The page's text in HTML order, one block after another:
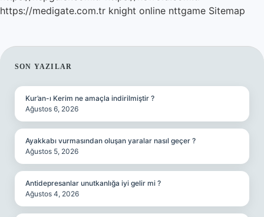
https://medigate.com.tr knight online nttgame Sitemap
SIDEBAR
SON YAZILAR
Kur’an-ı Kerim ne amaçla indirilmiştir ?
Ağustos 6, 2026
Ayakkabı vurmasından oluşan yaralar nasıl geçer ?
Ağustos 5, 2026
Antidepresanlar unutkanlığa iyi gelir mi ?
Ağustos 4, 2026